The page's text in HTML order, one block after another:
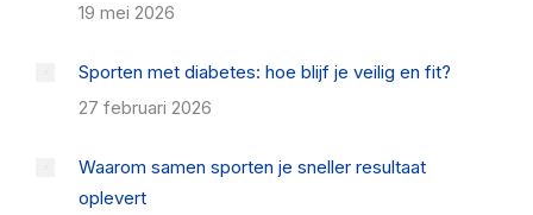
19 mei 2026
Sporten met diabetes: hoe blijf je veilig en fit?
27 februari 2026
Waarom samen sporten je sneller resultaat
oplevert